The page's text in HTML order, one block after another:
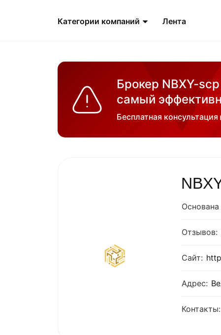
Категории компаний Лента
Брокер NBXY-
самый
Бесплатная консультация
Основана
Отзывов:
Сайт:
Адрес:
Контакты: